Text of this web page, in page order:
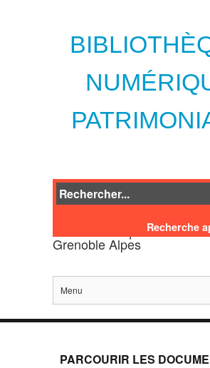
des bibliothèques de
Grenoble Alpes
Recherche
Menu
PARCOURIR LES